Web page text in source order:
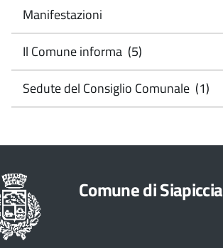
Manifestazioni
Il Comune informa (5)
Sedute del Consiglio Comunale (1)
Comune di Siapiccia